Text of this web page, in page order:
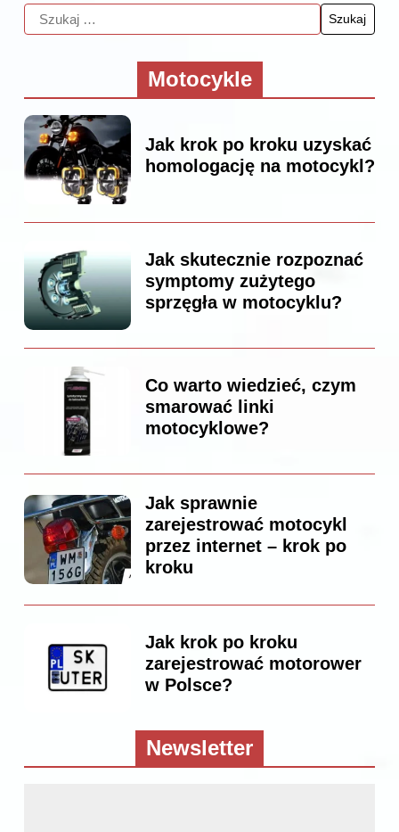
Motocykle
Jak krok po kroku uzyskać
homologację na motocykl?
Jak skutecznie rozpoznać
symptomy zużytego
sprzęgła w motocyklu?
Co warto wiedzieć, czym
smarować linki
motocyklowe?
Jak sprawnie
zarejestrować motocykl
przez internet – krok po
kroku
Jak krok po kroku
zarejestrować motorower
w Polsce?
Newsletter